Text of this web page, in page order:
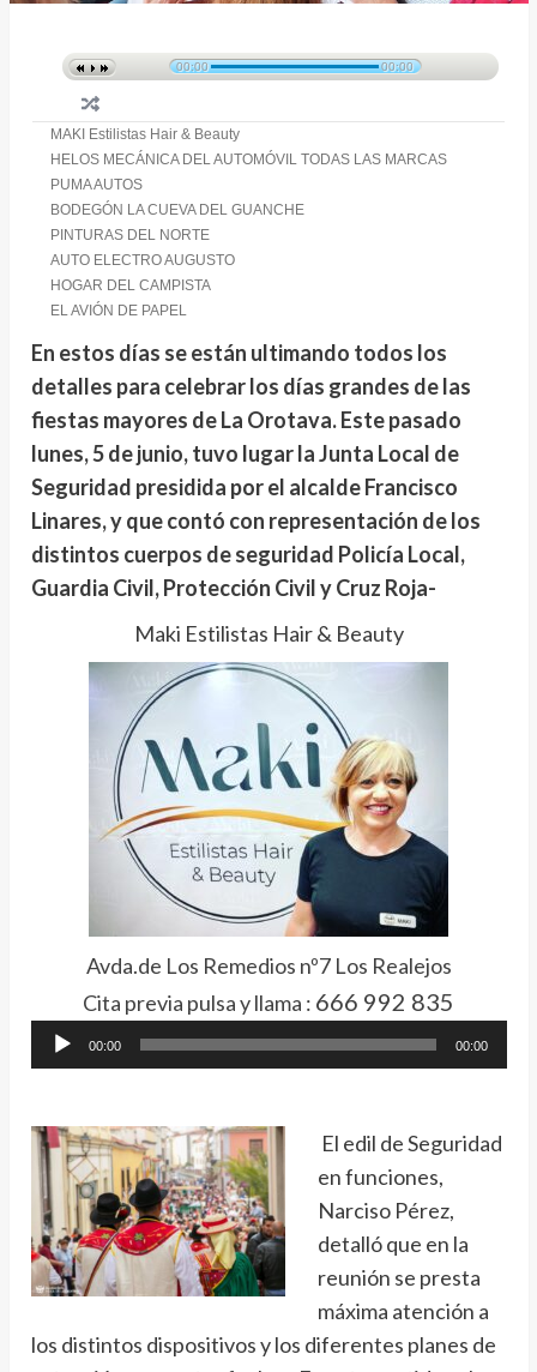
00:00 00:00
MAKI Estilistas Hair & Beauty
HELOS MECÁNICA DEL AUTOMÓVIL TODAS LAS MARCAS
PUMA AUTOS
BODEGÓN LA CUEVA DEL GUANCHE
PINTURAS DEL NORTE
AUTO ELECTRO AUGUSTO
HOGAR DEL CAMPISTA
EL AVIÓN DE PAPEL
En estos días se están ultimando todos los
detalles para celebrar los días grandes de las
fiestas mayores de La Orotava. Este pasado
lunes, 5 de junio, tuvo lugar la Junta Local de
Seguridad presidida por el alcalde Francisco
Linares, y que contó con representación de los
distintos cuerpos de seguridad Policía Local,
Guardia Civil, Protección Civil y Cruz Roja-
Maki Estilistas Hair & Beauty
Avda.de Los Remedios nº7 Los Realejos
Cita previa pulsa y llama : 666 992 835
Reproductor
de
00:00 00:00
El edil de Seguridad
en funciones,
Narciso Pérez,
detalló que en la
reunión se presta
máxima atención a
los distintos dispositivos y los diferentes planes de